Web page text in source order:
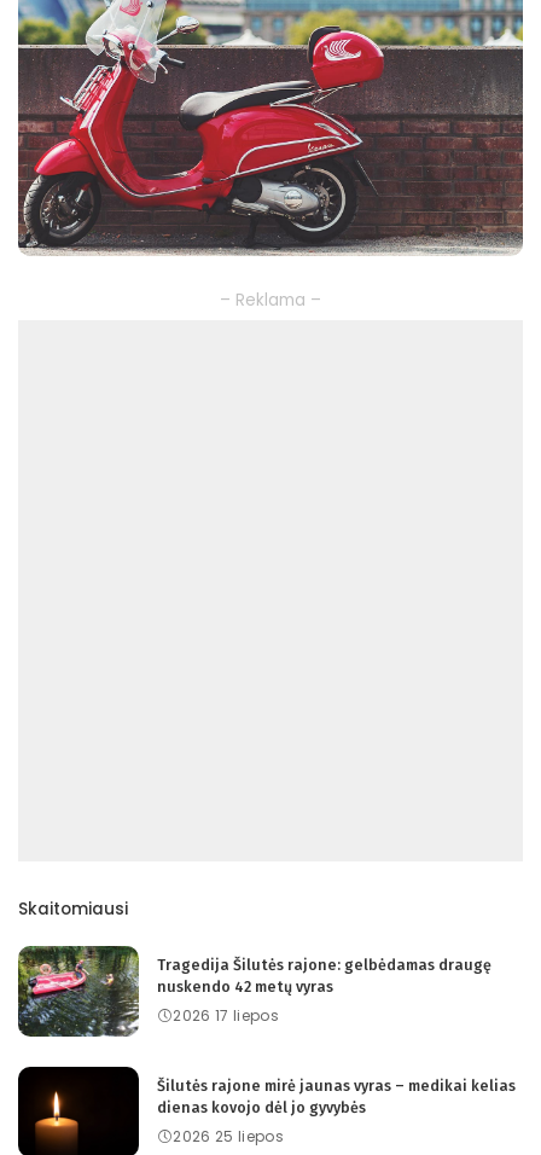
– Reklama –
Skaitomiausi
Tragedija Šilutės rajone: gelbėdamas draugę
nuskendo 42 metų vyras
2026 17 liepos
Šilutės rajone mirė jaunas vyras – medikai kelias
dienas kovojo dėl jo gyvybės
2026 25 liepos